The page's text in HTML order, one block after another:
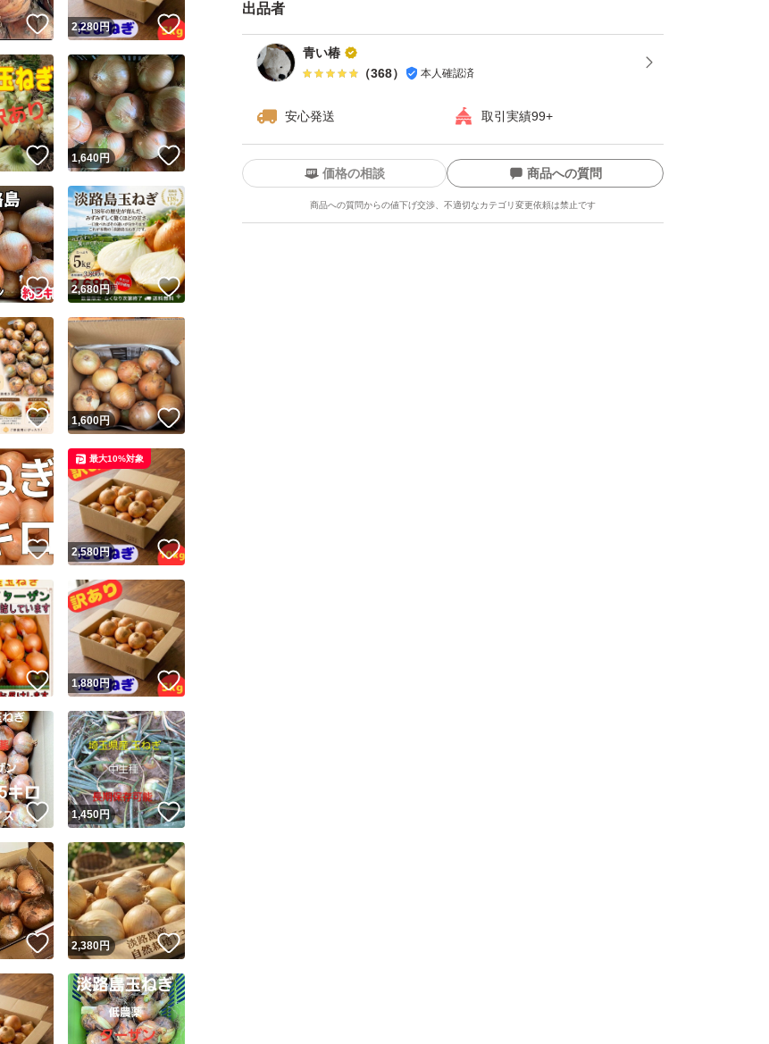
家計に優しく でも味は保証付き太鼓判
3L～Sサイズまでランダムに詰めさせていただきます。
お料理に合わせてお使い下さい
カレーライスやサラダは勿論
玉ねぎピザも出来る
出品者
青い椿
（368） 本人確認済
安心発送 取引実績99+
ユーザーの実績について
めた一定の基準を満たしたユーザーにバッジを付与しています
者 Yahoo!フリマの基準をクリアした安心・安全なユーザーです
このユーザーはYahoo!フリマの取引を完了させた実績があります
績◯+ このユーザーは他フリマサービスでの取引実績があります
送
に基づく表示であり、発送を保証しているものではありません
心発送
このユーザーは高頻度で24時間以内＆設定した発送日数内に発送してい
ます
このユーザーは高頻度で24時間以内に発送しています
このユーザーは設定した発送日数内に発送しています
価格の相談 商品への質問
商品への質問からの値下げ交渉、不適切なカテゴリ変更依頼は禁止です
この商品の情報をコピーします
の無断転載は禁止されています
1商品につき1回です
出品ページへ
キャンセル
いいね！
2,280円 いいね！
いいね！
1,640円 いいね！
いいね！
2,680円 いいね！
いいね！
1,600円 いいね！
いいね！
2,580円 いいね！
最大10%対象
いいね！
1,880円 いいね！
いいね！
1,450円 いいね！
いいね！
2,380円 いいね！